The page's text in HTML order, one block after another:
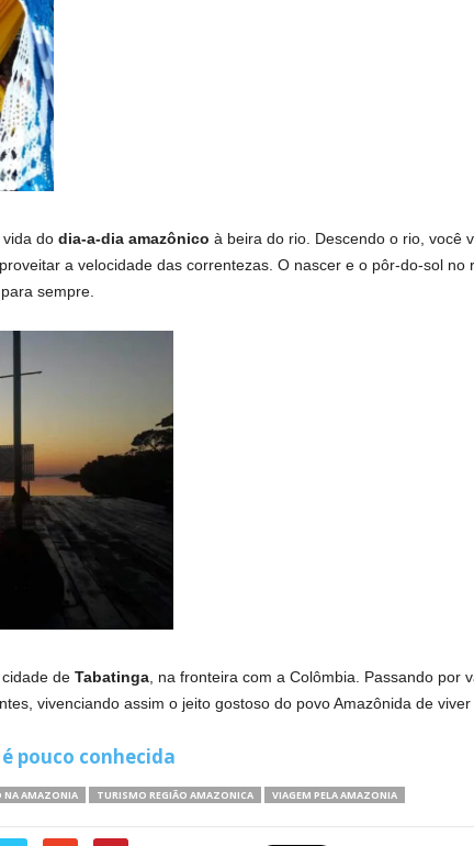
do dia-a-dia amazônico à beira do rio. Descendo o rio, você
a velocidade das correntezas. O nascer e o pôr-do-sol no
sempre.
de Tabatinga, na fronteira com a Colômbia. Passando por
vivenciando assim o jeito gostoso do povo Amazônida de viver
pouco conhecida
NA AMAZONIA TURISMO REGIÃO AMAZONICA VIAGEM PELA AMAZONIA